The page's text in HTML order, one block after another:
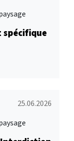
25.06.2026